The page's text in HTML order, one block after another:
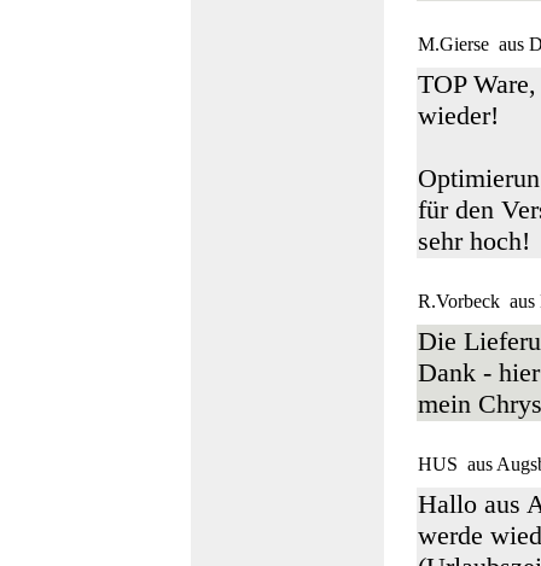
M.Gierse aus
TOP
wieder!
für den
sehr hoch!
R.Vorbeck aus
Die
Dank -
mein
HUS aus
Hallo aus
werde